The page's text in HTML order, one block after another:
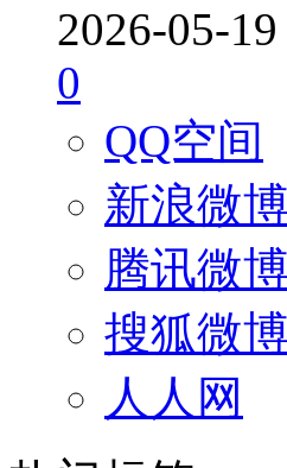
2026-05-
0
QQ空间
新浪微博
腾讯微博
搜狐微博
人人网